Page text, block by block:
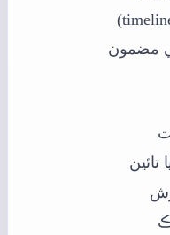
مضمون
تائين